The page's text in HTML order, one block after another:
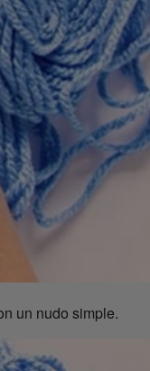
un nudo simple.